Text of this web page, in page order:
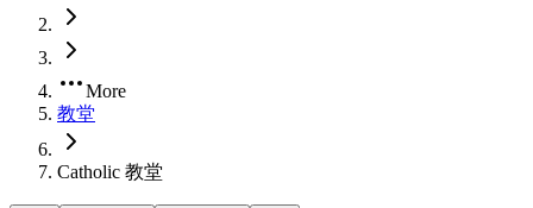
More
教堂
Catholic 教堂